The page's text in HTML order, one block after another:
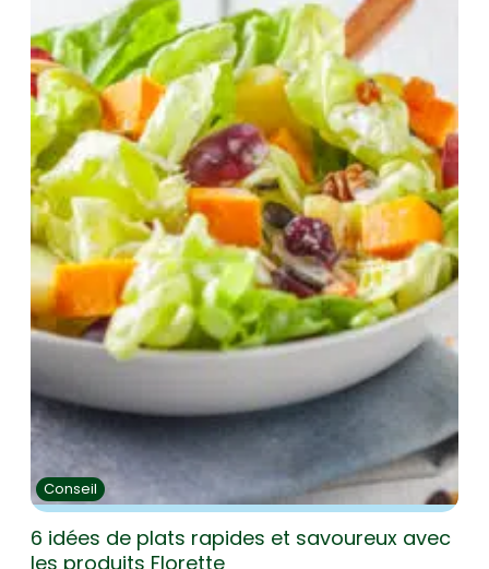
Conseil
6 idées de plats rapides et savoureux avec
les produits Florette